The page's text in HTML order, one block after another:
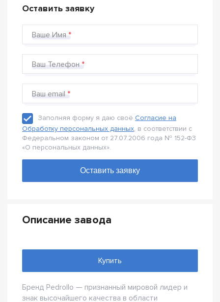
Оставить заявку
Ваше Имя
Ваш Телефон
Ваш email
Заполняя форму я даю своё Согласие на
Обработку персональных данных, в соответствии с
Федеральном законом от 27.07.2006 года № 152-Ф3
«О персональных данных».
Описание завода
Купить
Бренд Pedrollo — признанный мировой лидер и
знак высочайшего качества в области